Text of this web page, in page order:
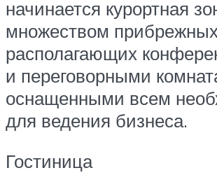
начинается курортная
множеством
располагающих
и переговорными
оснащенными всем
для ведения бизнеса.
Гостиница